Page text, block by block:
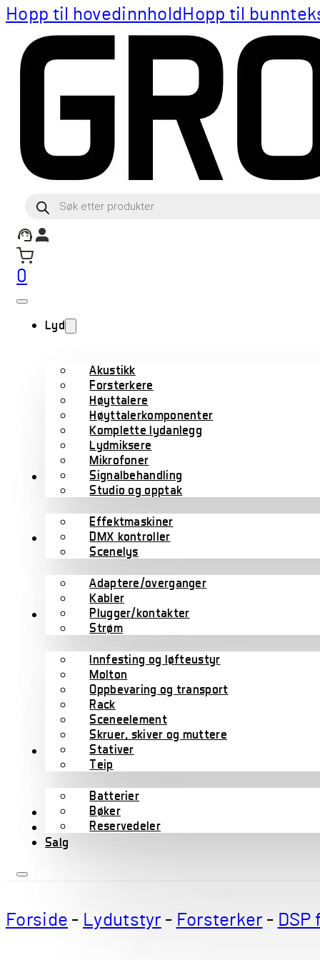
Hopp til hovedinnhold Hopp til
Products
search
0
Lyd
Akustikk
Forsterkere
Høyttalere
Høyttalerkomponenter
Komplette lydanlegg
Lydmiksere
Mikrofoner
Signalbehandling
Studio og opptak
Lys
Effektmaskiner
DMX kontroller
Scenelys
Kabler
Adaptere/overganger
Kabler
Plugger/kontakter
Strøm
Scene/rigg
Innfesting og løfteustyr
Molton
Oppbevaring og transport
Rack
Sceneelement
Skruer, skiver og muttere
Stativer
Teip
Tilbehør
Batterier
Bøker
Reservedeler
Wharfedale Pro
B-varer
Salg
Forside - Lydutstyr - Forsterker -